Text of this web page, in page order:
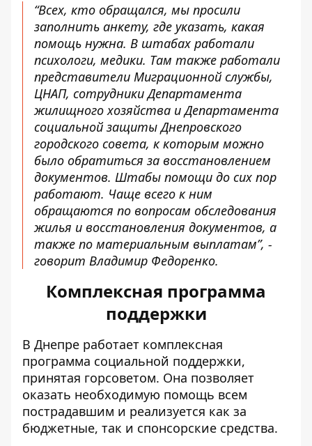
“Всех, кто обращался, мы просили
заполнить анкету, где указать, какая
помощь нужна. В штабах работали
психологи, медики. Там также работали
представители Миграционной службы,
ЦНАП, сотрудники Департамента
жилищного хозяйства и Департамента
социальной защиты Днепровского
городского совета, к которым можно
было обратиться за восстановлением
документов. Штабы помощи до сих пор
работают. Чаще всего к ним
обращаются по вопросам обследования
жилья и восстановления документов, а
также по материальным выплатам”, -
говорит Владимир Федоренко.
Комплексная программа
поддержки
В Днепре работает комплексная
программа социальной поддержки,
принятая горсоветом. Она позволяет
оказать необходимую помощь всем
пострадавшим и реализуется как за
бюджетные, так и спонсорские средства.